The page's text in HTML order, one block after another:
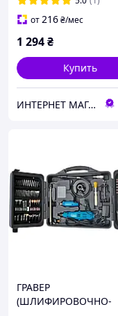
от216₴/мес
1 294₴
Купить
ИНТЕРНЕТ МАГАЗИН БЕНЗО-ЭЛЕКТРО ИНСТРУМЕНТА
ГРАВЕР
(ШЛИФИРОВОЧНО-